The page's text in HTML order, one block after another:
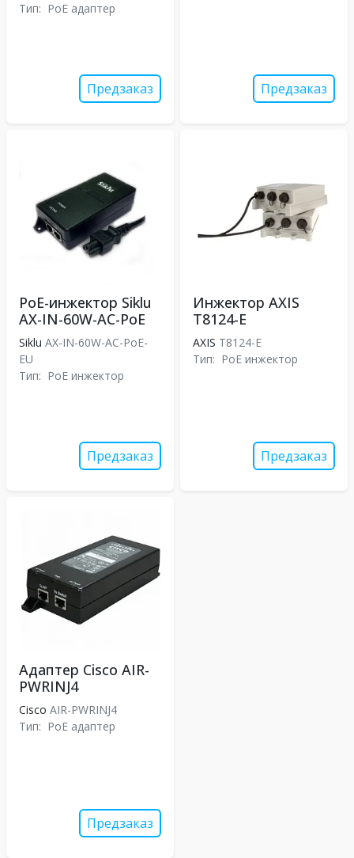
Тип: PoE адаптер
Предзаказ Предзаказ
PoE-инжектор Siklu
AX-IN-60W-AC-PoE
Siklu AX-IN-60W-AC-PoE-
EU
Тип: PoE инжектор
Предзаказ
Инжектор AXIS
T8124-E
AXIS T8124-E
Тип: PoE инжектор
Предзаказ
Адаптер Cisco AIR-
PWRINJ4
Cisco AIR-PWRINJ4
Тип: PoE адаптер
Предзаказ